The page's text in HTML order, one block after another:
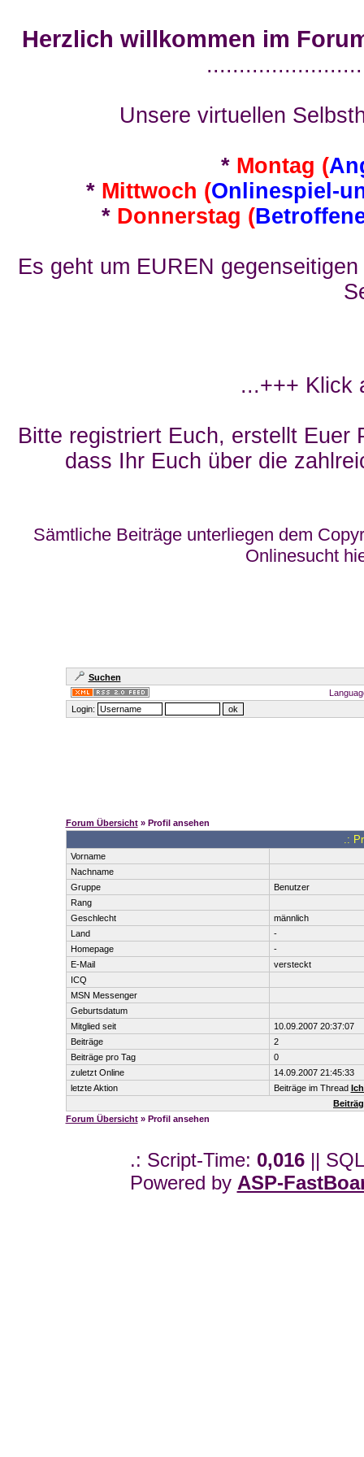
Herzlich willkommen im
Unsere virtuellen
* Montag (
* Mittwoch (Onlinespiel-
* Donnerstag (
Es geht um EUREN
...+++ Klick
Bitte registriert Euch, erstellt Euer
dass Ihr Euch über die
Sämtliche Beiträge unterliegen dem
Onlinesucht
Suchen
Login:
Forum Übersicht» Profil ansehen
.:
Vorname
Nachname
Gruppe
Benutzer
Rang
Geschlecht
männlich
Land
-
Homepage
-
E-Mail
versteckt
ICQ
MSN Messenger
Geburtsdatum
Mitglied seit
10.09.2007 20:37:07
Beiträge
2
Beiträge pro Tag
0
zuletzt Online
14.09.2007 21:45:33
letzte Aktion
Beiträge im Thread
Forum Übersicht» Profil ansehen
.: Script-Time: 0,016||
Powered by ASP-